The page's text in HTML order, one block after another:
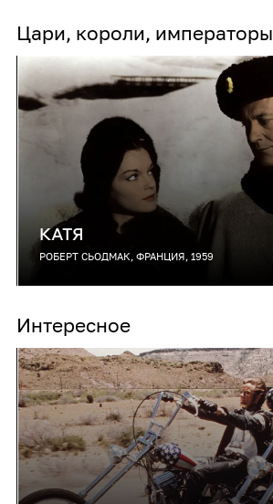
Цари, короли, императоры
КАТЯ
РОБЕРТ СЬОДМАК, ФРАНЦИЯ, 1959
Интересное